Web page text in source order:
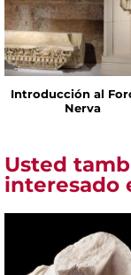
Introducción al
Nerva
Usted
interesado